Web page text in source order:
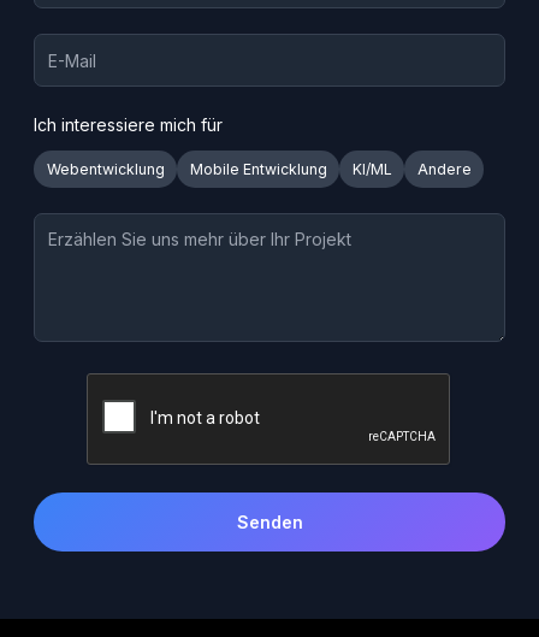
Ich interessiere mich für
Webentwicklung Mobile Entwicklung KI/ML Andere
Senden